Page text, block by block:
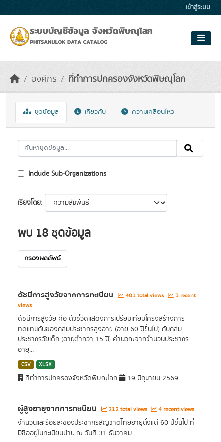
เข้าสู่ระบบ
องค์กร ที่ทำการปกครองจังหวัดพิษณุโลก
ชุดข้อมูล เกี่ยวกับ ความเคลื่อนไหว
Include Sub-Organizations
เรียงโดย
พบ 18 ชุดข้อมูล
กรองผลลัพธ์
ดัชนีการสูงวัยจากการทะเบียน 401 total views
3 recent
views
ดัชนีการสูงวัย คือ ตัวชี้วัดแสดงการเปรียบเทียบโครงสร้างการ
ทดแทนกันของกลุ่มประชากรสูงอายุ (อายุ 60 ปีขึ้นไป) กับกลุ่ม
ประชากรวัยเด็ก (อายุต่ำกว่า 15 ปี) คำนวณจากจำนวนประชากร
อายุ...
CSV XLSX
ที่ทำการปกครองจังหวัดพิษณุโลก 19 มิถุนายน 2569
ผู้สูงอายุจากการทะเบียน 212 total views 4 recent views
จำนวนและร้อยละของประชากรสัญชาติไทยอายุตั้งแต่ 60 ปีขึ้นไป ที่
มีชื่ออยู่ในทะเบียนบ้าน ณ วันที่ 31 ธันวาคม